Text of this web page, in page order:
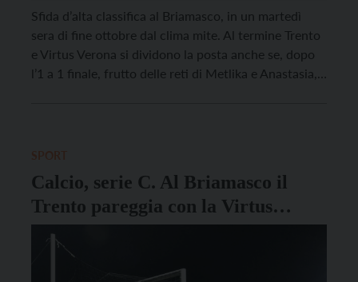
Sfida d’alta classifica al Briamasco, in un martedì
sera di fine ottobre dal clima mite. Al termine Trento
e Virtus Verona si dividono la posta anche se, dopo
l’1 a 1 finale, frutto delle reti di Metlika e Anastasia,
Calcio, serie C. Al Briamasco il
Trento pareggia con la Virtus
Verona e va a +3 sulla zona playout